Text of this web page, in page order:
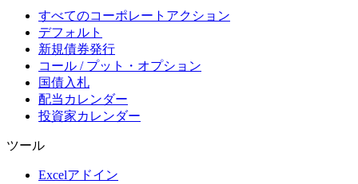
すべてのコーポレートアクション
デフォルト
新規債券発行
コール / プット・オプション
国債入札
配当カレンダー
投資家カレンダー
ツール
Excelアドイン